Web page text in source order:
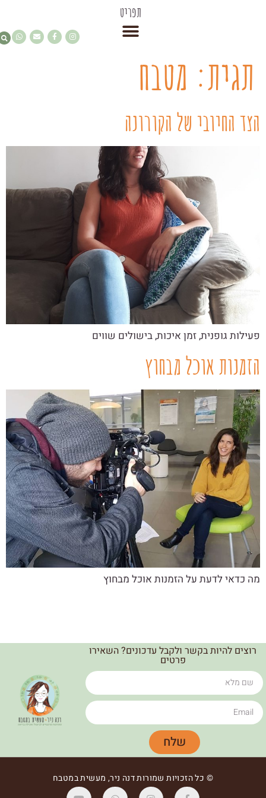
תפריט
תגית: מטבח
הצד החיובי של הקורונה
פעילות גופנית, זמן איכות, בישולים שווים
הזמנות אוכל מבחוץ
מה כדאי לדעת על הזמנות אוכל מבחוץ
רוצים להיות בקשר ולקבל עדכונים? השאירו
פרטים
שלח
© כל הזכויות שמורות דנה ניר, מעשית במטבח